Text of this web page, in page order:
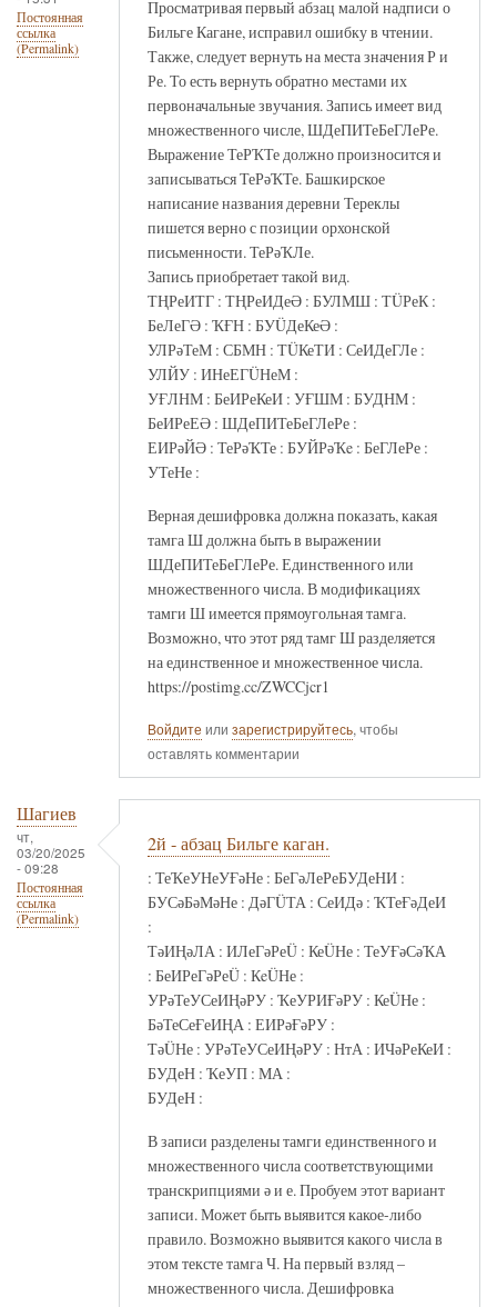
Постоянная
ссылка
(Permalink)
Просматривая первый абзац малой надписи о
Бильге Кагане, исправил ошибку в чтении.
Также, следует вернуть на места значения Р и
Ре. То есть вернуть обратно местами их
первоначальные звучания. Запись имеет вид
множественного числе, ШДеПИТеБеГЛеРе.
Выражение ТеРҠТе должно произносится и
записываться ТеРәҠТе. Башкирское
написание названия деревни Тереклы
пишется верно с позиции орхонской
письменности. ТеРәҠЛе.
Запись приобретает такой вид.
ТҢРеИТГ : ТҢРеИДеӘ : БУЛМШ : ТÜРеК :
БеЛеГӘ : ҠҒН : БУÜДеКеӘ :
УЛРәТеМ : СБМН : ТÜКеТИ : СеИДеГЛе :
УЛЙУ : ИНеЕГÜНеМ :
УҒЛНМ : БеИРеКеИ : УҒШМ : БУДНМ :
БеИРеЕӘ : ШДеПИТеБеГЛеРе :
ЕИРәЙӘ : ТеРәҠТе : БУЙРәҠe : БеГЛеРе :
УТеНе :
Верная дешифровка должна показать, какая
тамга Ш должна быть в выражении
ШДеПИТеБеГЛеРе. Единственного или
множественного числа. В модификациях
тамги Ш имеется прямоугольная тамга.
Возможно, что этот ряд тамг Ш разделяется
на единственное и множественное числа.
https://postimg.cc/ZWCCjcr1
Войдите или зарегистрируйтесь, чтобы
оставлять комментарии
Шагиев
чт,
03/20/2025
- 09:28
Постоянная
ссылка
(Permalink)
2й - абзац Бильге каган.
: ТеҠеУНеУҒәНе : БеГәЛеРеБУДеНИ :
БУСәБәМәНе : ДәГÜТА : СеИДә : ҠТеҒәДеИ
:
ТәИҢәЛА : ИЛеГәРеÜ : КеÜНе : ТеУҒәСәҠА
: БеИРеГәРеÜ : КeÜНе :
УРәТеУСеИҢәРУ : ҠеУРИҒәРУ : КеÜНе :
БәТеСеҒеИҢА : ЕИРәҒәРУ :
ТәÜНе : УРәТеУСеИҢәРУ : НтА : ИЧәРеКеИ :
БУДеН : ҠеУП : МА :
БУДеН :
В записи разделены тамги единственного и
множественного числа соответствующими
транскрипциями ә и е. Пробуем этот вариант
записи. Может быть выявится какое-либо
правило. Возможно выявится какого числа в
этом тексте тамга Ч. На первый взляд –
множественного числа. Дешифровка